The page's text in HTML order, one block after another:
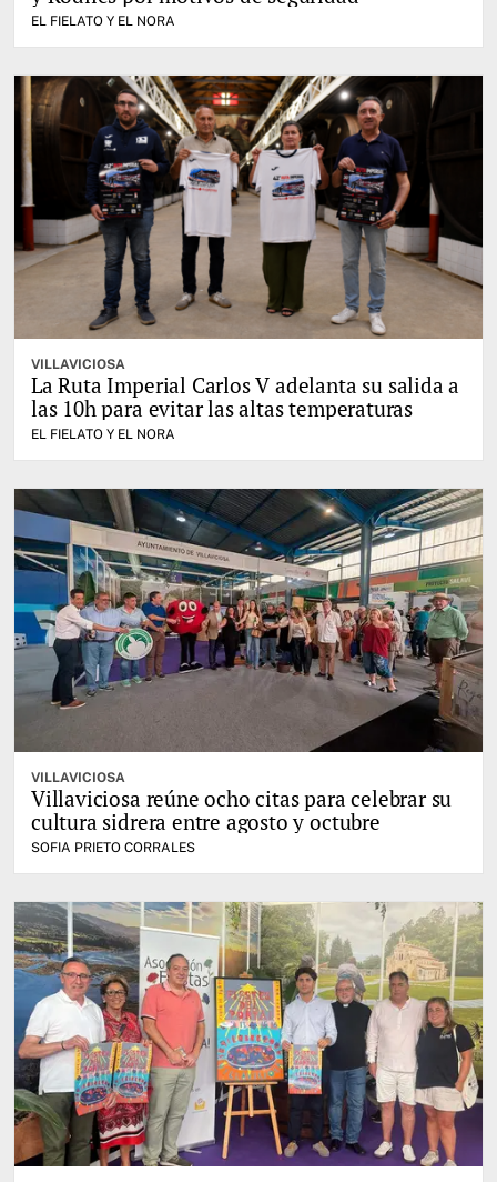
EL FIELATO Y EL NORA
VILLAVICIOSA
La Ruta Imperial Carlos V adelanta su salida a
las 10h para evitar las altas temperaturas
EL FIELATO Y EL NORA
VILLAVICIOSA
Villaviciosa reúne ocho citas para celebrar su
cultura sidrera entre agosto y octubre
SOFIA PRIETO CORRALES